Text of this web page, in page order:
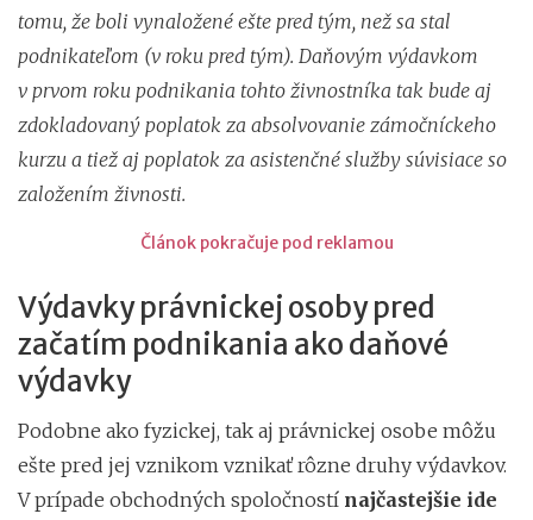
tomu, že boli vynaložené ešte pred tým, než sa stal
podnikateľom (v roku pred tým). Daňovým výdavkom
v prvom roku podnikania tohto živnostníka tak bude aj
zdokladovaný poplatok za absolvovanie zámočníckeho
kurzu a tiež aj poplatok za asistenčné služby súvisiace so
založením živnosti.
Článok pokračuje pod reklamou
Výdavky právnickej osoby pred
začatím podnikania ako daňové
výdavky
Podobne ako fyzickej, tak aj právnickej osobe môžu
ešte pred jej vznikom vznikať rôzne druhy výdavkov.
V prípade obchodných spoločností najčastejšie ide